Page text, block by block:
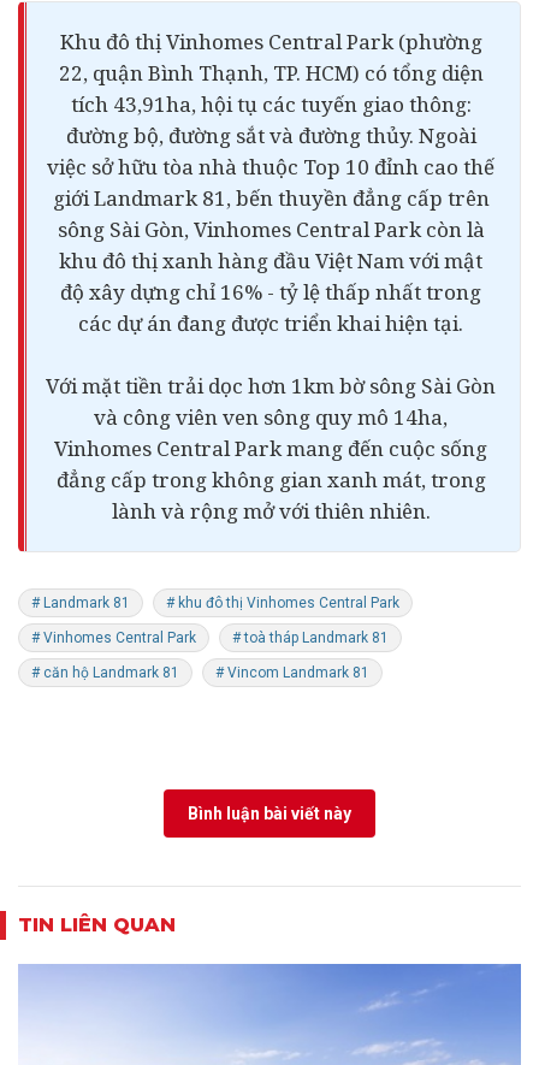
Khu đô thị Vinhomes Central Park (phường
22, quận Bình Thạnh, TP. HCM) có tổng diện
tích 43,91ha, hội tụ các tuyến giao thông:
đường bộ, đường sắt và đường thủy. Ngoài
việc sở hữu tòa nhà thuộc Top 10 đỉnh cao thế
giới Landmark 81, bến thuyền đẳng cấp trên
sông Sài Gòn, Vinhomes Central Park còn là
khu đô thị xanh hàng đầu Việt Nam với mật
độ xây dựng chỉ 16% - tỷ lệ thấp nhất trong
các dự án đang được triển khai hiện tại.
Với mặt tiền trải dọc hơn 1km bờ sông Sài Gòn
và công viên ven sông quy mô 14ha,
Vinhomes Central Park mang đến cuộc sống
đẳng cấp trong không gian xanh mát, trong
lành và rộng mở với thiên nhiên.
# Landmark 81 # khu đô thị Vinhomes Central Park
# Vinhomes Central Park # toà tháp Landmark 81
# căn hộ Landmark 81 # Vincom Landmark 81
Bình luận bài viết này
TIN LIÊN QUAN